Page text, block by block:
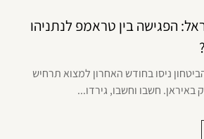
הפגישה בין טראמפ לנתניהו
ניסו בחודש האחרון למצוא תרחיש
באיראן. חשבו וחשבו, גירדו...